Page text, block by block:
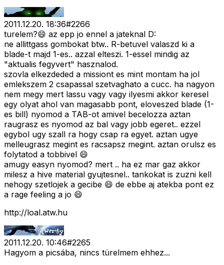
2011.12.20. 18:36#2266
turelem?😄 az epp jo ennel a jateknal D:
ne allittgass gombokat btw.. R-betuvel valaszd ki a
blade-t majd 1-es.. azzal elteszi. 1-essel mindig az
"aktualis fegyvert" hasznalod.
szovla elkezdeded a missiont es mint montam ha jol
emlekszem 2 csapassal szetvaghato a cucc. ha nagyon
nem megy mert lassu vagy vagy ilyesmi akkor keresel
egy olyat ahol van magasabb pont, eloveszed blade (1-
es bill) nyomod a TAB-ot amivel becelozza aztan
raugrasz es nyomod az bal vagy jobb egeret.. ezzel
egybol ugy szall ra hogy csap ra egyet. aztan ugye
melleugrasz megint es racsapsz megint. aztan orulsz es
folytatod a tobbivel 😄
amugy easyn nyomod? mert .. ha ez mar gaz akkor
milesz a hive material gyujtesnel.. tankokat is zuzni kell
nehogy szetlojek a gecibe 😄 de ebbe aj atekba pont ez
a rage feeling a jo 😄
http://loal.atw.hu
2011.12.20. 10:46#2265
Hagyom a picsába, nincs türelmem ehhez...